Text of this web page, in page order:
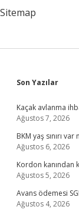
Sitemap
Son Yazılar
Kaçak avlanma
Ağustos 7, 2026
BKM yaş sınırı var
Ağustos 6, 2026
Kordon kanından
Ağustos 5, 2026
Avans ödemesi
Ağustos 4, 2026